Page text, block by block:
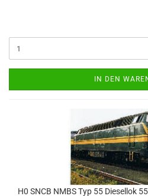
IN DEN
H0 SNCB NMBS Typ 55 Diesellok